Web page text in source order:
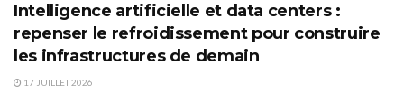
Intelligence artificielle et data centers :
repenser le refroidissement pour construire
les infrastructures de demain
17 JUILLET 2026